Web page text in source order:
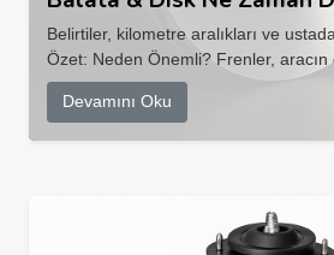
Belirtiler, kilometre aralıkları ve
Özet: Neden Önemli? Frenler, aracın
Devamını Oku